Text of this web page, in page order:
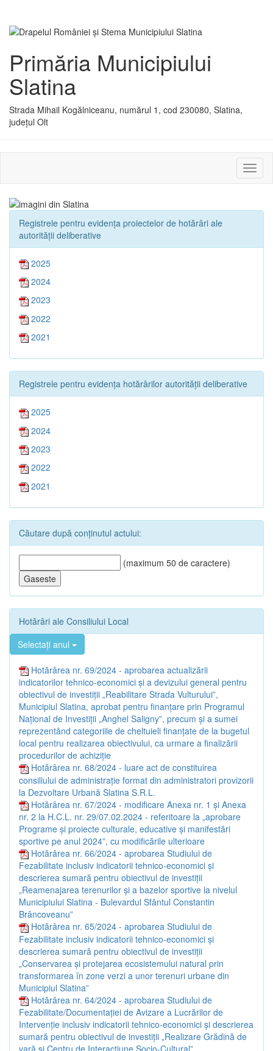
Primăria Municipiului
Slatina
Strada Mihail Kogălniceanu, numărul 1, cod 230080, Slatina,
județul Olt
sau
Registrele pentru evidența proiectelor de hotărâri ale
autorității deliberative
2025
2024
2023
2022
2021
Registrele pentru evidența hotărârilor autorității deliberative
2025
2024
2023
2022
2021
Căutare după conținutul actului:
(maximum 50 de caractere)
Hotărâri ale Consiliului Local
Selectați anul
Hotărârea nr. 69/2024 - aprobarea actualizării
indicatorilor tehnico-economici și a devizului general pentru
obiectivul de investiții „Reabilitare Strada Vulturului”,
Municipiul Slatina, aprobat pentru finanțare prin Programul
Național de Investiții „Anghel Saligny”, precum și a sumei
reprezentând categoriile de cheltuieli finanțate de la bugetul
local pentru realizarea obiectivului, ca urmare a finalizării
procedurilor de achiziție
Hotărârea nr. 68/2024 - luare act de constituirea
consiliului de administrație format din administratori provizorii
la Dezvoltare Urbană Slatina S.R.L.
Hotărârea nr. 67/2024 - modificare Anexa nr. 1 și Anexa
nr. 2 la H.C.L. nr. 29/07.02.2024 - referitoare la „aprobare
Programe și proiecte culturale, educative și manifestări
sportive pe anul 2024”, cu modificările ulterioare
Hotărârea nr. 66/2024 - aprobarea Studiului de
Fezabilitate inclusiv indicatorii tehnico-economici și
descrierea sumară pentru obiectivul de investiții
„Reamenajarea terenurilor și a bazelor sportive la nivelul
Municipiului Slatina - Bulevardul Sfântul Constantin
Brâncoveanu”
Hotărârea nr. 65/2024 - aprobarea Studiului de
Fezabilitate inclusiv indicatorii tehnico-economici și
descrierea sumară pentru obiectivul de investiții
„Conservarea și protejarea ecosistemului natural prin
transformarea în zone verzi a unor terenuri urbane din
Municipiul Slatina”
Hotărârea nr. 64/2024 - aprobarea Studiului de
Fezabilitate/Documentației de Avizare a Lucrărilor de
Intervenție inclusiv indicatorii tehnico-economici și descrierea
sumară pentru obiectivul de investiții „Realizare Grădină de
vară și Centru de Interacțiune Socio-Cultural”